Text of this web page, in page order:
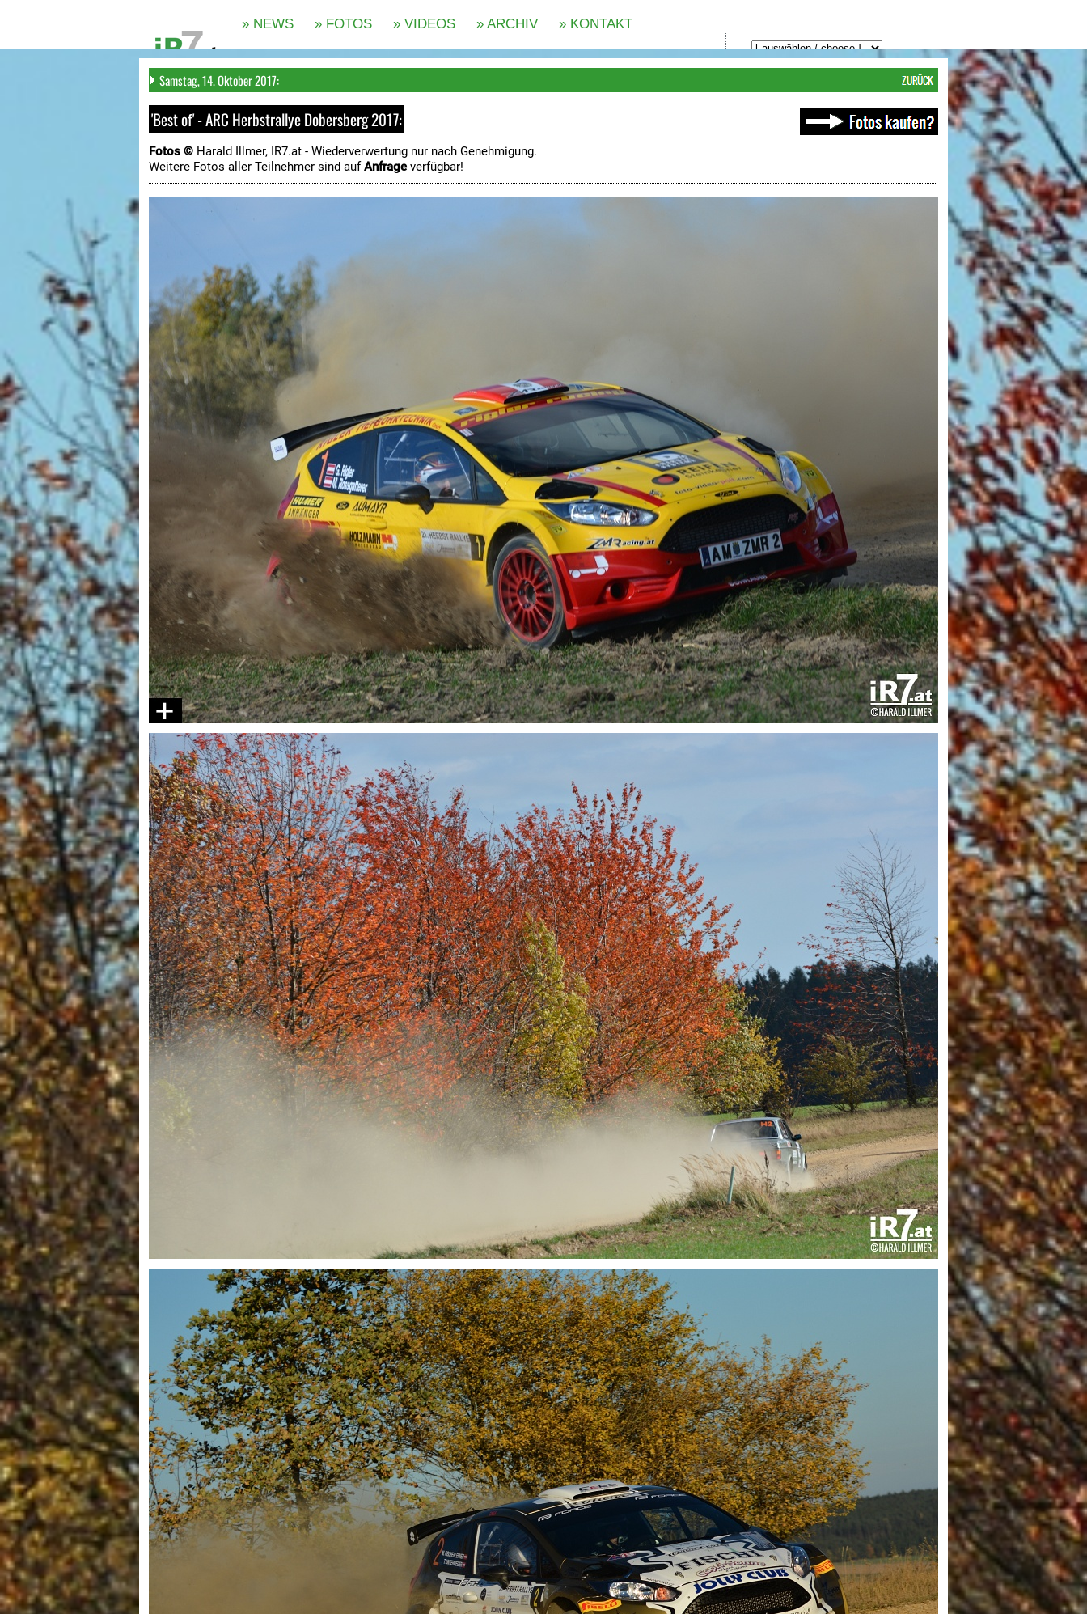
Samstag, 14. Oktober 2017:
'Best of' - ARC Herbstrallye Dobersberg 2017:
Fotos © Harald Illmer, IR7.at - Wiederverwertung nur nach Genehmigung.
Weitere Fotos aller Teilnehmer sind aufAnfrageverfügbar!